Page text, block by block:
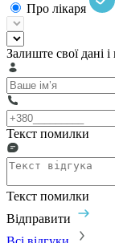
Про лікаря
Залиште свої дані
Текст помилки
Текст помилки
Відправити